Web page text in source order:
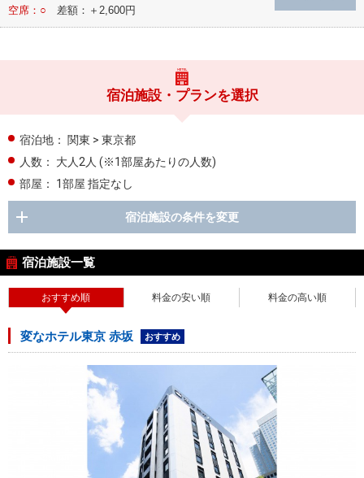
空席：○ 差額：＋2,600円
宿泊施設・プランを選択
宿泊地：
関東 > 東京都
人数：
大人2人 (※1部屋あたりの人数)
部屋：
1部屋 指定なし
宿泊施設の条件を変更
宿泊施設一覧
おすすめ順 料金の安い順 料金の高い順
変なホテル東京 赤坂 おすすめ